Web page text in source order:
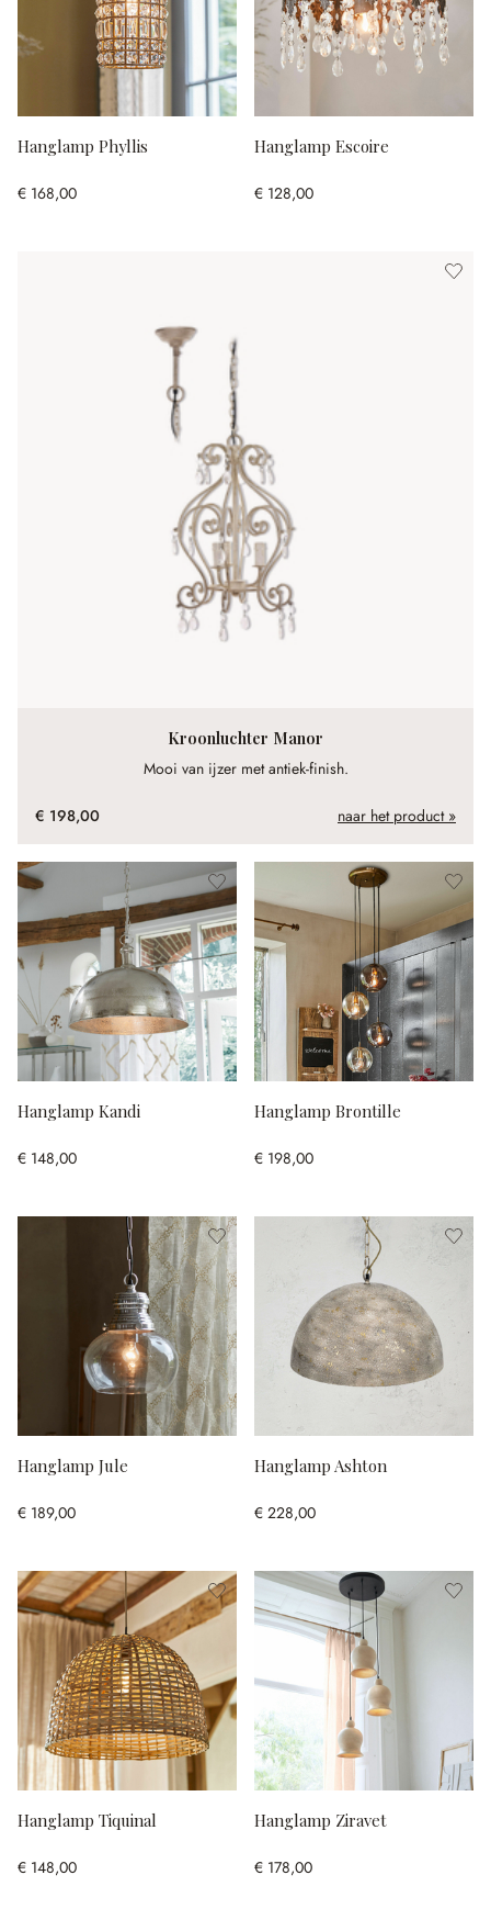
Hanglamp Phyllis
€ 168,00
Hanglamp Escoire
€ 128,00
Kroonluchter Manor
Mooi van ijzer met antiek-finish.
€ 198,00 naar het product »
Hanglamp Kandi
€ 148,00
Hanglamp Brontille
€ 198,00
Hanglamp Jule
€ 189,00
Hanglamp Ashton
€ 228,00
Hanglamp Tiquinal
€ 148,00
Hanglamp Ziravet
€ 178,00